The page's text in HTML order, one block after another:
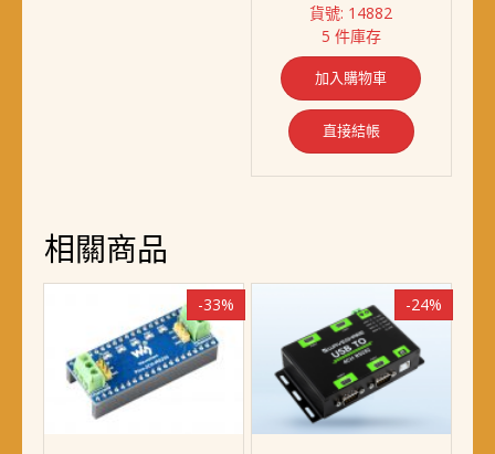
價
格：
NT$ 398。
價
NT$ 368。
貨號: 14882
5 件庫存
加入購物車
直接結帳
相關商品
-33% -24%